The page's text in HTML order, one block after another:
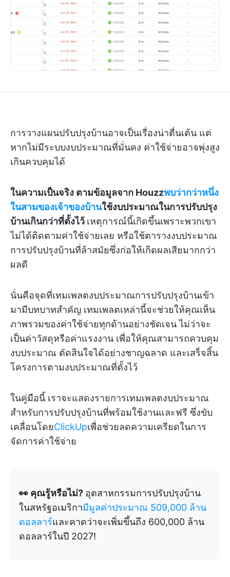
การวางแผนปรับปรุงบ้านอาจเป็นเรื่องน่าตื่นเต้น แต่
หากไม่มีระบบงบประมาณที่มั่นคง ค่าใช้จ่ายอาจพุ่งสูง
เกินควบคุมได้
ในความเป็นจริง ตามข้อมูลจาก Houzzพบว่ากว่าหนึ่ง
ในสามของเจ้าของบ้านใช้งบประมาณในการปรับปรุง
บ้านเกินกว่าที่ตั้งไว้ เหตุการณ์นี้เกิดขึ้นเพราะพวกเขา
ไม่ได้ติดตามค่าใช้จ่ายเลย หรือใช้ตารางงบประมาณ
การปรับปรุงบ้านที่ล้าสมัยซึ่งก่อให้เกิดผลเสียมากกว่า
ผลดี
นั่นคือจุดที่เทมเพลตงบประมาณการปรับปรุงบ้านเข้า
มามีบทบาทสำคัญ เทมเพลตเหล่านี้จะช่วยให้คุณเห็น
ภาพรวมของค่าใช้จ่ายทุกด้านอย่างชัดเจน ไม่ว่าจะ
เป็นค่าวัสดุหรือค่าแรงงาน เพื่อให้คุณสามารถควบคุม
งบประมาณ ตัดสินใจได้อย่างชาญฉลาด และเสร็จสิ้น
โครงการตามงบประมาณที่ตั้งไว้
ในคู่มือนี้ เราจะแสดงรายการเทมเพลตงบประมาณ
สำหรับการปรับปรุงบ้านที่พร้อมใช้งานและฟรี ซึ่งขับ
เคลื่อนโดยClickUpเพื่อช่วยลดความเครียดในการ
จัดการค่าใช้จ่าย
👀 คุณรู้หรือไม่? อุตสาหกรรมการปรับปรุงบ้าน
ในสหรัฐอเมริกามีมูลค่าประมาณ 509,000 ล้าน
ดอลลาร์และคาดว่าจะเพิ่มขึ้นถึง 600,000 ล้าน
ดอลลาร์ในปี 2027!